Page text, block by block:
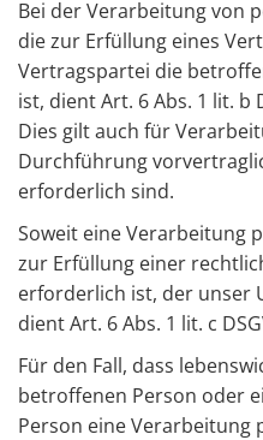
Bei der Verarbeitung von
die zur Erfüllung eines
Vertragspartei die
ist, dient Art. 6 Abs. 1 lit. b
Dies gilt auch für
Durchführung
erforderlich sind.
Soweit eine Verarbeitung
zur Erfüllung einer
erforderlich ist, der unser
dient Art. 6 Abs. 1 lit. c
Für den Fall, dass
betroffenen Person oder
Person eine Verarbeitung